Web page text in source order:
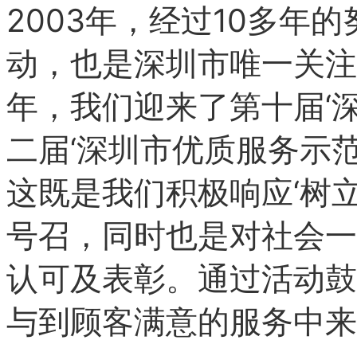
2003年，经过10多年的
动，也是深圳市唯一关
年，我们迎来了第十届‘
二届‘深圳市优质服务示
这既是我们积极响应‘树
号召，同时也是对社会
认可及表彰。通过活动
与到顾客满意的服务中